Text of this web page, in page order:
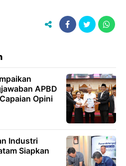
APBD
Opini
Industri
Siapkan